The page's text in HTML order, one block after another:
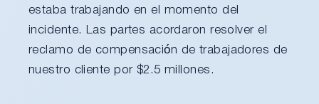
estaba trabajando en el momento del
incidente. Las partes acordaron resolver el
reclamo de compensación de trabajadores de
nuestro cliente por $2.5 millones.